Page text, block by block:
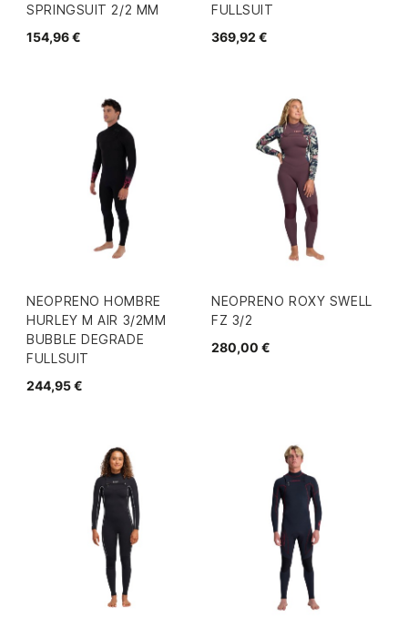
SPRINGSUIT 2/2 MM
154,96 €
FULLSUIT
369,92 €
NEOPRENO HOMBRE
HURLEY M AIR 3/2MM
BUBBLE DEGRADE
FULLSUIT
244,95 €
NEOPRENO ROXY SWELL
FZ 3/2
280,00 €